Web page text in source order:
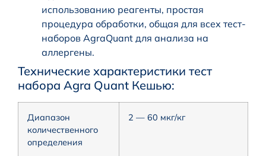
использованию реагенты, простая
процедура обработки, общая для всех тест-
наборов AgraQuant для анализа на
аллергены.
Технические характеристики тест
набора Agra Quant Кешью:
Диапазон
количественного
определения
2 — 60 мкг/кг